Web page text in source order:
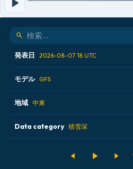
発表日 2026-08-07 18 UTC
2026-08-07 00 UTC
2026-08-07 06 UTC
2026-08-07 12 UTC
モデル GFS
ALADIN CZ 2.3 km
ECMWF AIFS [AI]
地域 中東
アイスランド
Data category 積雪深